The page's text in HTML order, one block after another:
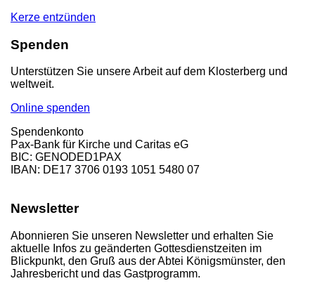
Kerze entzünden
Spenden
Unterstützen Sie unsere Arbeit auf dem Klosterberg und
weltweit.
Online spenden
Spendenkonto
Pax-Bank für Kirche und Caritas eG
BIC: GENODED1PAX
IBAN: DE17 3706 0193 1051 5480 07
Newsletter
Abonnieren Sie unseren Newsletter und erhalten Sie
aktuelle Infos zu geänderten Gottesdienstzeiten im
Blickpunkt, den Gruß aus der Abtei Königsmünster, den
Jahresbericht und das Gastprogramm.